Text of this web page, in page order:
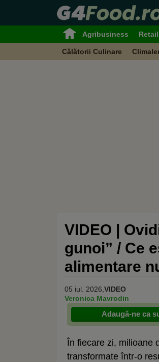
Agribusiness Retail
Călătorii Culinare
VIDEO |
gunoi” / Ce
alimentare
05 iul. 2026, VIDEO
Veronica Mavrodin
Adaugă-ne ca
În fiecare zi, milioane
transformate într-o